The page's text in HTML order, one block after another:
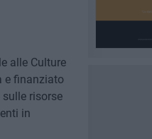
alle Culture
e finanziato
risorse
in